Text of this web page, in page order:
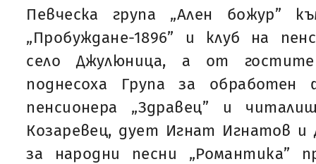
Певческа група „Ален божур”
„Пробуждане-1896” и клуб на
село Джулюница, а от
поднесоха Група за
пенсионера „Здравец” и
Козаревец, дует Игнат Игнатов и
за народни песни „Романтика”